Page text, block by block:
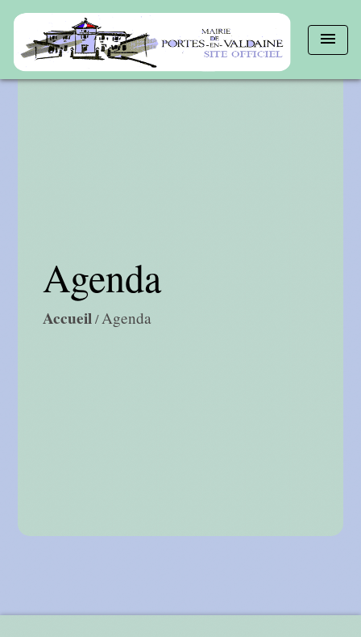
menu
Agenda
Accueil/Agenda